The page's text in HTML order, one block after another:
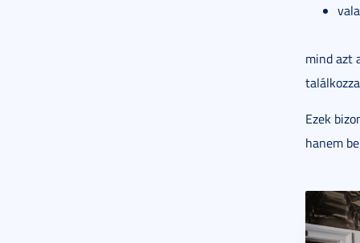
mind azt
Ezek
hanem